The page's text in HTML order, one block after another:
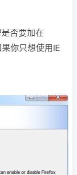
否要加在
你只想使用IE